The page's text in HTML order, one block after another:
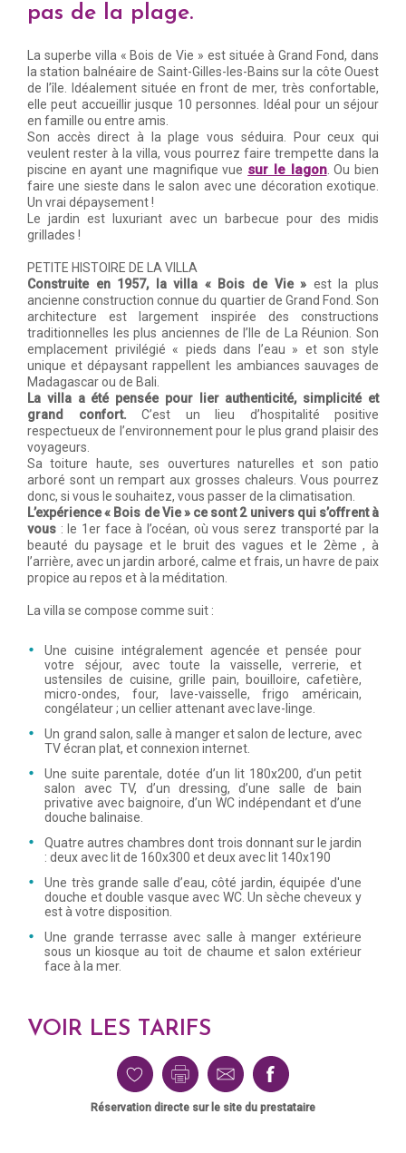
pas de la plage.
La superbe villa « Bois de Vie » est située à Grand Fond, dans
la station balnéaire de Saint-Gilles-les-Bains sur la côte Ouest
de l’île. Idéalement située en front de mer, très confortable,
elle peut accueillir jusque 10 personnes. Idéal pour un séjour
en famille ou entre amis.
Son accès direct à la plage vous séduira. Pour ceux qui
veulent rester à la villa, vous pourrez faire trempette dans la
piscine en ayant une magnifique vue sur le lagon. Ou bien
faire une sieste dans le salon avec une décoration exotique.
Un vrai dépaysement !
Le jardin est luxuriant avec un barbecue pour des midis
grillades !
PETITE HISTOIRE DE LA VILLA
Construite en 1957, la villa « Bois de Vie » est la plus
ancienne construction connue du quartier de Grand Fond. Son
architecture est largement inspirée des constructions
traditionnelles les plus anciennes de l’Ile de La Réunion. Son
emplacement privilégié « pieds dans l’eau » et son style
unique et dépaysant rappellent les ambiances sauvages de
Madagascar ou de Bali.
La villa a été pensée pour lier authenticité, simplicité et
grand confort. C’est un lieu d’hospitalité positive
respectueux de l’environnement pour le plus grand plaisir des
voyageurs.
Sa toiture haute, ses ouvertures naturelles et son patio
arboré sont un rempart aux grosses chaleurs. Vous pourrez
donc, si vous le souhaitez, vous passer de la climatisation.
L’expérience « Bois de Vie » ce sont 2 univers qui s’offrent à
vous : le 1er face à l’océan, où vous serez transporté par la
beauté du paysage et le bruit des vagues et le 2ème , à
l’arrière, avec un jardin arboré, calme et frais, un havre de paix
propice au repos et à la méditation.
La villa se compose comme suit :
Une cuisine intégralement agencée et pensée pour
votre séjour, avec toute la vaisselle, verrerie, et
ustensiles de cuisine, grille pain, bouilloire, cafetière,
micro-ondes, four, lave-vaisselle, frigo américain,
congélateur ; un cellier attenant avec lave-linge.
Un grand salon, salle à manger et salon de lecture, avec
TV écran plat, et connexion internet.
Une suite parentale, dotée d’un lit 180x200, d’un petit
salon avec TV, d’un dressing, d’une salle de bain
privative avec baignoire, d’un WC indépendant et d’une
douche balinaise.
Quatre autres chambres dont trois donnant sur le jardin
: deux avec lit de 160x300 et deux avec lit 140x190
Une très grande salle d’eau, côté jardin, équipée d'une
douche et double vasque avec WC. Un sèche cheveux y
est à votre disposition.
Une grande terrasse avec salle à manger extérieure
sous un kiosque au toit de chaume et salon extérieur
face à la mer.
VOIR LES TARIFS
Réservation directe sur le site du prestataire